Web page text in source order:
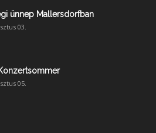
ünnep Mallersdorfban
03.
05.